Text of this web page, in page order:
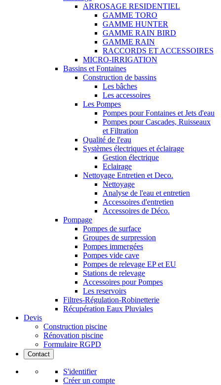
ARROSAGE RESIDENTIEL
GAMME TORO
GAMME HUNTER
GAMME RAIN BIRD
GAMME RAIN
RACCORDS ET ACCESSOIRES
MICRO-IRRIGATION
Bassins et Fontaines
Construction de bassins
Les bâches
Les accessoires
Les Pompes
Pompes pour Fontaines et Jets d'eau
Pompes pour Cascades, Ruisseaux
et Filtration
Qualité de l'eau
Systèmes électriques et éclairage
Gestion électrique
Eclairage
Nettoyage Entretien et Deco.
Nettoyage
Analyse de l'eau et entretien
Accessoires d'entretien
Accessoires de Déco.
Pompage
Pompes de surface
Groupes de surpression
Pompes immergées
Pompes vide cave
Pompes de relevage EP et EU
Stations de relevage
Accessoires pour Pompes
Les reservoirs
Filtres-Régulation-Robinetterie
Récupération Eaux Pluviales
Devis
Construction piscine
Rénovation piscine
Formulaire RGPD
Contact
S'identifier
Créer un compte